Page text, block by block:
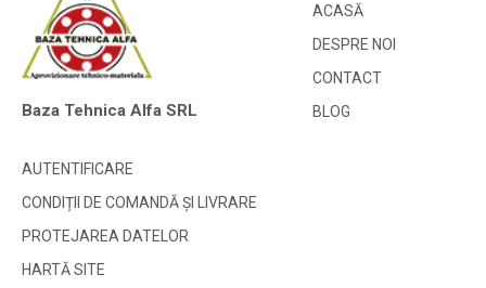
Baza Tehnica Alfa SRL
ACASĂ
DESPRE NOI
CONTACT
BLOG
AUTENTIFICARE
CONDIȚII DE COMANDĂ ȘI LIVRARE
PROTEJAREA DATELOR
HARTĂ SITE